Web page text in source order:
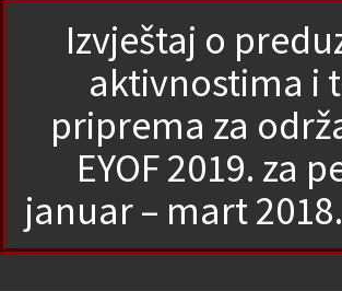
Izvještaj o
aktivnostima i
priprema za
EYOF 2019. za
januar – mart